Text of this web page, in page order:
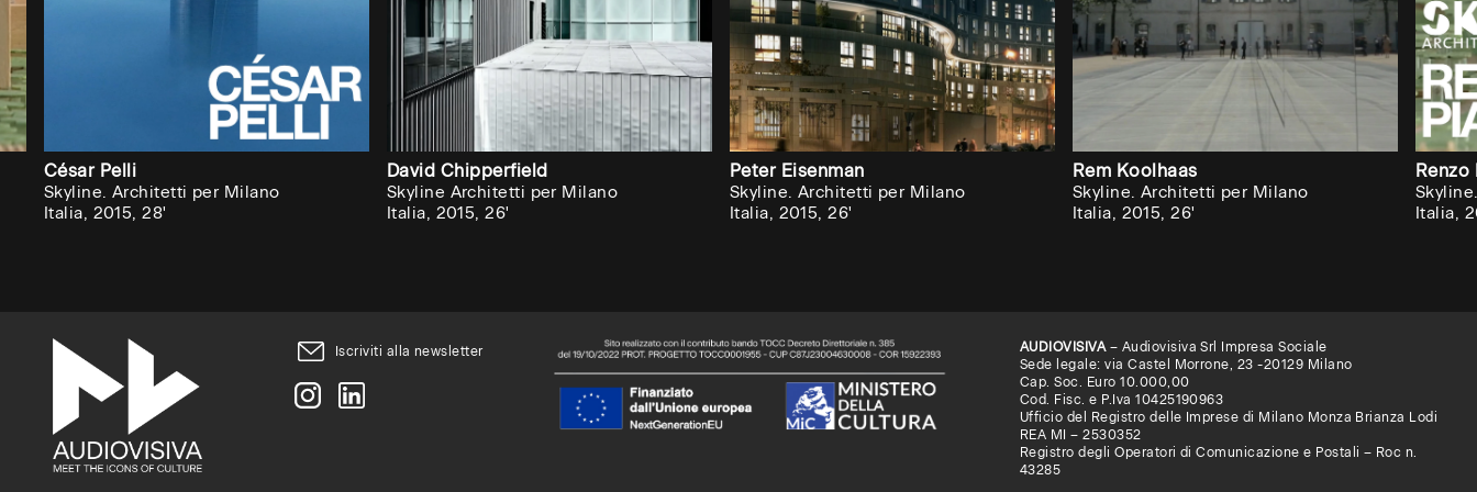
César Pelli
Skyline. Architetti per Milano
Italia, 2015, 28'
David Chipperfield
Skyline Architetti per Milano
Italia, 2015, 26'
Peter Eisenman
Skyline. Architetti per Milano
Italia, 2015, 26'
Rem Koolhaas
Skyline. Architetti per Milano
Italia, 2015, 26'
Renzo
Italia,
Iscriviti alla newsletter AUDIOVISIVA– Audiovisiva Srl Impresa Sociale
Sede legale: via Castel Morrone, 23 -20129 Milano
Cap. Soc. Euro 10.000,00
Cod. Fisc. e P.Iva 10425190963
Ufficio del Registro delle Imprese di Milano Monza Brianza Lodi
REA MI – 2530352
Registro degli Operatori di Comunicazione e Postali – Roc n.
43285
Audiovisiva
inviti
la
università,
accademia
ad
attivare